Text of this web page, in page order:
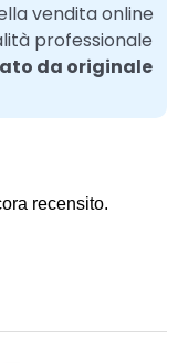
vendita online
professionale
da originale